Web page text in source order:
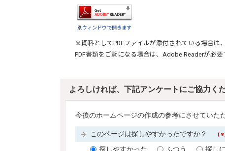
別ウィンドウで開きます
※資料としてPDFファイルが添付されている場合は、
PDF書類をご覧になる場合は、 Adobe Readerが必要